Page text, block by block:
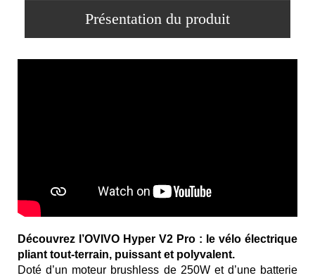
Présentation du produit
Découvrez l’OVIVO Hyper V2 Pro : le vélo électrique
pliant tout-terrain, puissant et polyvalent.
Doté d’un moteur brushless de 250W et d’une batterie